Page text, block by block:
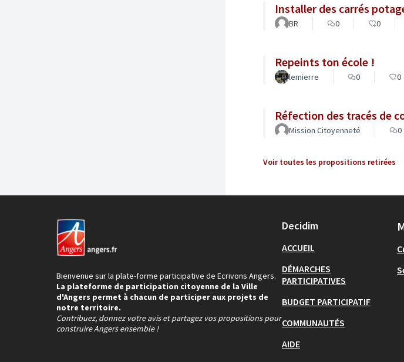
Installer des carrés
BR 0 0
Repeints ton école !
lemierre 0 0
Réfection des tracés de
Mission Citoyenneté 0
Voir toutes les propositions retirées
Bienvenue sur la plate-forme participative de Ecrivons Angers.
La plateforme de participation citoyenne de la Ville
d'Angers permet à chacun de participer aux projets de
notre territoire.
Contribuez, donnez votre avis et partagez vos propositions pour
construire Angers ensemble !
Decidim
ACCUEIL
DÉMARCHES
PARTICIPATIVES
BUDGET PARTICIPATIF
COMMUNAUTÉS
AIDE